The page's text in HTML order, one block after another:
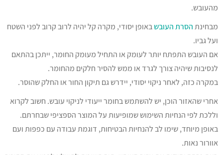
מהעובש.
מבחינתהסרת העובשבאופן יסודי, מקרה קל יהיה לרוב קרוב לפני השטח
ועל גביו.
אם העובש התפתח יותר לעומק או התחיל מעומק החומר, ייתכן בהתאם
לנסיבות שיהיה צורך לגרד או ממש להסיר חלקים מהחומר.
במקרה כזה, לאחר ניקוי יסודי, יידרש גם תיקון החור או החלק שהוסר.
אחרי שהאזור הוכן, יש להשתמש בחומר ייעודי לניקוי עובש. חשוב לקרוא
וללכת לפי הנחיות השימוש שמופיעות על המוצר הספציפי שבחרתם.
באופן מיוחד, שימו לב להנחיות הבטיחות, דוגמת עבודה עם כפפות ועם
אוורור נאות.